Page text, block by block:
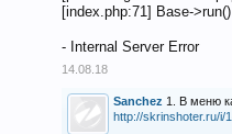
[index.php:71] Base->run()
- Internal Server Error
14.08.18
Sanchez 1. В меню
http://skrinshoter.ru/i/